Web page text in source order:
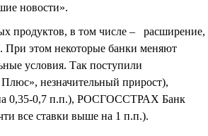
новости».
продуктов, в том числе – расширение,
При этом некоторые банки меняют
условия. Так поступили
незначительный прирост),
0,35-0,7 п.п.), РОСГОССТРАХ Банк
все ставки выше на 1 п.п.).